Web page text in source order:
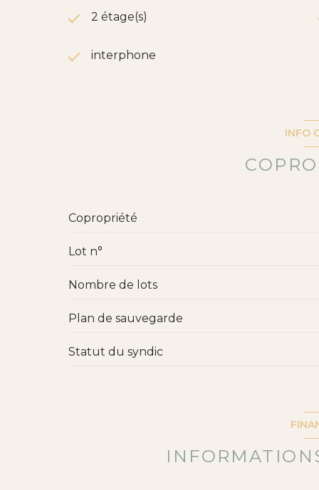
2 étage(s)
interphone
INFO
Copropriété
Lot n°
Nombre de lots
Plan de sauvegarde
Statut du syndic